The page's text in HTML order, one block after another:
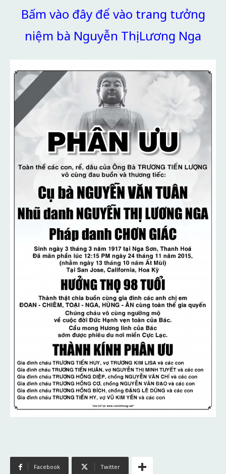
Bấm vào đây để vào trang tưởng
niệm bà Nguyễn Thị Lương Nga
Facebook Twitter